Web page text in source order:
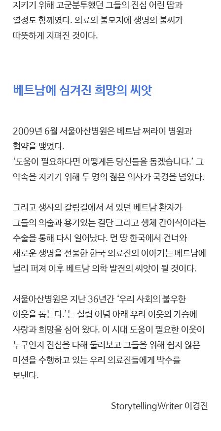
지키기 위해 고군분투했던 그들의 진심 어린 땀과
열정도 함께였다. 의료의 불모지에 생명의 불씨가
따뜻하게 지펴진 것이다.
베트남에 심겨진 희망의 씨앗
2009년 6월 서울아산병원은 베트남 쩌라이 병원과
협약을 맺었다.
‘도움이 필요하다면 어떻게든 당신들을 돕겠습니다.’ 그
약속을 지키기 위해 두 명의 젊은 의사가 국경을 넘었다.
그리고 생사의 갈림길에서 서 있던 베트남 환자가
그들의 의술과 용기있는 결단 그리고 생체 간이식이라는
수술을 통해 다시 일어났다. 먼 땅 한국에서 건너와
새로운 생명을 선물한 한국 의료진의 이야기는 베트남에
널리 퍼져 이후 베트남 의학 발전의 씨앗이 될 것이다.
서울아산병원은 지난 36년간 ‘우리 사회의 불우한
이웃을 돕는다.’는 설립 이념 아래 우리 이웃의 가슴에
사랑과 희망을 심어 왔다. 이 시대 도움이 필요한 이웃이
누구인지 진심을 다해 둘러보고 그들을 위해 쉽지 않은
미션을 수행하고 있는 우리 의료진들에게 박수를
보낸다.
StorytellingWriter 이경진